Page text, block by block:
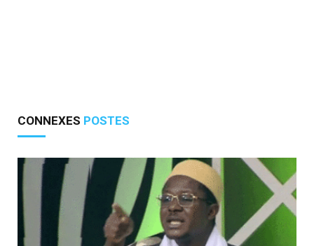
CONNEXES POSTES